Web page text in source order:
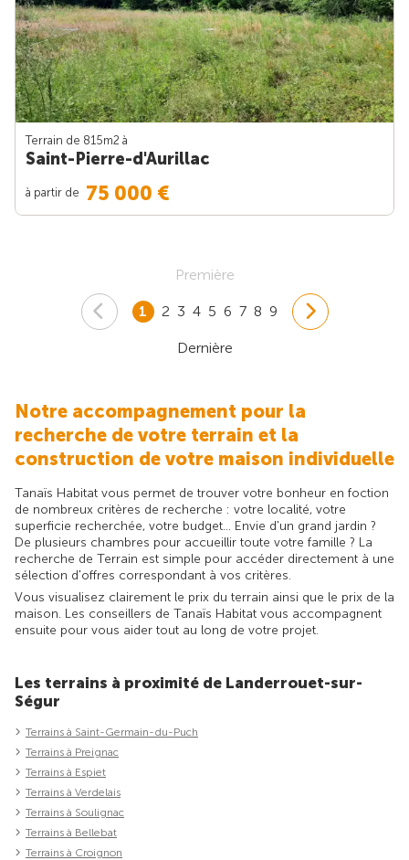
Terrain de 815m2 à
Saint-Pierre-d'Aurillac
à partir de 75 000 €
Première
1 2 3 4 5 6 7 8 9
Dernière
Notre accompagnement pour la
recherche de votre terrain et la
construction de votre maison individuelle
Tanaïs Habitat vous permet de trouver votre bonheur en foction
de nombreux critères de recherche : votre localité, votre
superficie recherchée, votre budget... Envie d'un grand jardin ?
De plusieurs chambres pour accueillir toute votre famille ? La
recherche de Terrain est simple pour accéder directement à une
sélection d'offres correspondant à vos critères.
Vous visualisez clairement le prix du terrain ainsi que le prix de la
maison. Les conseillers de Tanaïs Habitat vous accompagnent
ensuite pour vous aider tout au long de votre projet.
Les terrains à proximité de Landerrouet-sur-
Ségur
Terrains à Saint-Germain-du-Puch
Terrains à Preignac
Terrains à Espiet
Terrains à Verdelais
Terrains à Soulignac
Terrains à Bellebat
Terrains à Croignon